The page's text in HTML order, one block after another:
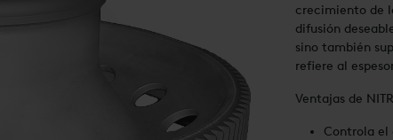
crecimiento de
difusión
sino también
refiere al
Ventajas de
Controla el